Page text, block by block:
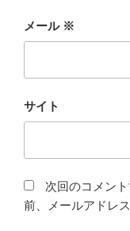
メール ※
サイト
次回のコメン
前、メールアドレ